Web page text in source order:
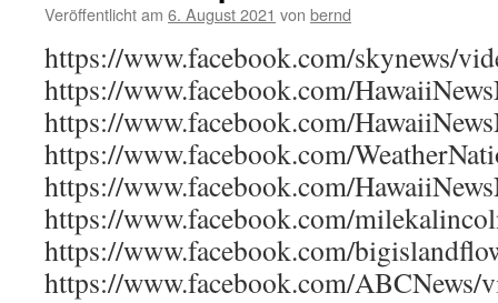
Veröffentlicht am 6. August 2021 von bernd
https://www.facebook.com/skynews/
https://www.facebook.com/
https://www.facebook.com/
https://www.facebook.com/
https://www.facebook.com/
https://www.facebook.com/
https://www.facebook.com/
https://www.facebook.com/ABCNews/